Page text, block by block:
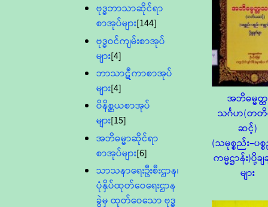
ဗုဒ္ဓဘာသာဆိုင်ရာ
စာအုပ်များ[144]
ဗုဒ္ဓဝင်ကျမ်းစာအုပ်
များ[4]
ဘာသာဋီကာစာအုပ်
များ[4]
ဝိနိစ္ဆယစာအုပ်
များ[15]
အဘိဓမ္မာဆိုင်ရာ
စာအုပ်များ[6]
သာသနာရေးဦးစီးဌာန၊
ပုံနှိပ်ထုတ်ဝေရေးဌာန
ခွဲမှ ထုတ်ဝေသော ဗုဒ္ဓ
အဘိဓမ္မတ္ထ
သင်္ဂဟ(တ
ဆင့်)
(သမုစ္စည်း−ပစ္
ကမ္မဋ္ဌာန်း)ပို့ခ
များ